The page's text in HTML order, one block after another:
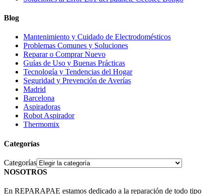
Blog
Mantenimiento y Cuidado de Electrodomésticos
Problemas Comunes y Soluciones
Reparar o Comprar Nuevo
Guías de Uso y Buenas Prácticas
Tecnología y Tendencias del Hogar
Seguridad y Prevención de Averías
Madrid
Barcelona
Aspiradoras
Robot Aspirador
Thermomix
Categorías
Categorías
NOSOTROS
En REPARAPAE estamos dedicado a la reparación de todo tipo